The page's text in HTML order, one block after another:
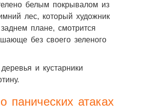
белым покрывалом из
лес, который художник
плане, смотрится
без своего зеленого
и кустарники
панических атаках